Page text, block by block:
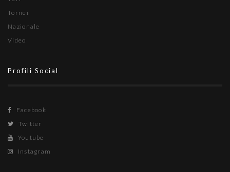
Tornei
Nazionale
Video
Profili Social
Facebook
Twitter
Youtube
Instagram